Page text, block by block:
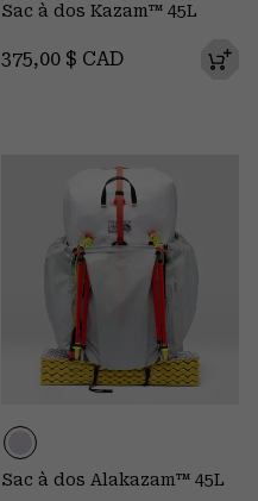
Sac à dos Kazam™ 45L
Regular price:
375,00 $ CAD
Sac à dos Alakazam™ 45L